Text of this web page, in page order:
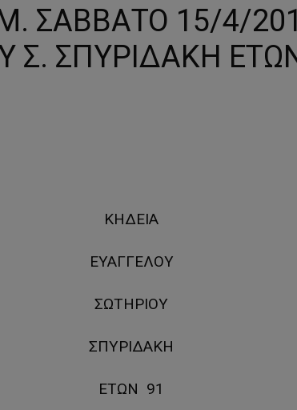
ΣΑΒΒΑΤΟ 15/4/
Σ. ΣΠΥΡΙΔΑΚΗ
ΚΗΔΕΙΑ
ΕΥΑΓΓΕΛΟΥ
ΣΩΤΗΡΙΟΥ
ΣΠΥΡΙΔΑΚΗ
ΕΤΩΝ 91